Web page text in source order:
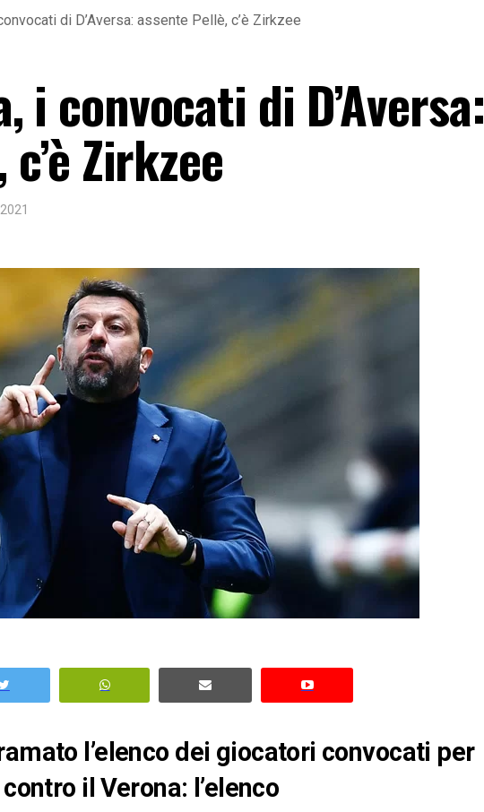
di D’Aversa: assente Pellè, c’è Zirkzee
i convocati di D’Aversa:
Zirkzee
l’elenco dei giocatori convocati per
il Verona: l’elenco